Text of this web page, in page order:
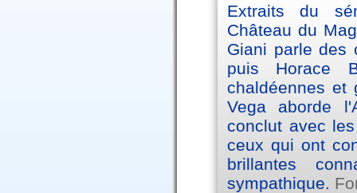
Extraits du
Château du
Giani parle des
puis Horace
chaldéennes et
Vega aborde
conclut avec
ceux qui ont
brillantes
sympathique.